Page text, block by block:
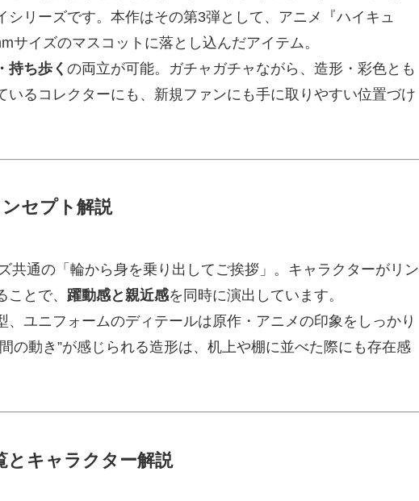
シリーズです。本作はその第3弾として、アニメ『ハイキュ
サイズのマスコットに落とし込んだアイテム。
持ち歩く の両立が可能。ガチャガチャながら、造形・彩色とも
いるコレクターにも、新規ファンにも手に取りやすい位置づけ
セプト解説
共通の「輪から身を乗り出してご挨拶」。キャラクターがリン
とで、 躍動感と親近感を同時に演出しています。
、ユニフォームのディテールは原作・アニメの印象をしっかり
の動き”が感じられる造形は、机上や棚に並べた際にも存在感
とキャラクター解説